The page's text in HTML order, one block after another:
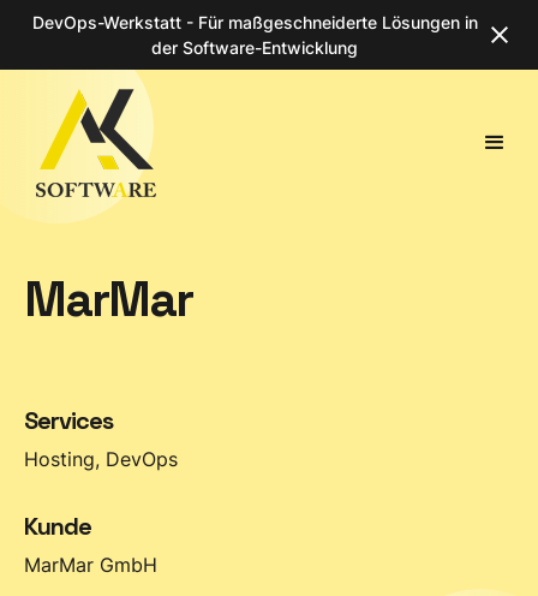
DevOps-Werkstatt - Für maßgeschneiderte Lösungen in
der Software-Entwicklung
MarMar
Services
Hosting, DevOps
Kunde
MarMar GmbH